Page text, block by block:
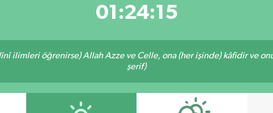
01:24:15
ilimleri öğrenirse) Allah Azze ve Celle, ona (her işinde) kâfidir ve
şerif)